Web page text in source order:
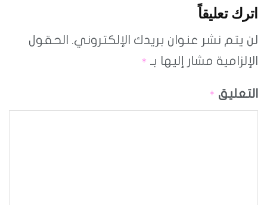
اترك تعليقاً
لن يتم نشر عنوان بريدك الإلكتروني. الحقول
الإلزامية مشار إليها بـ *
التعليق *